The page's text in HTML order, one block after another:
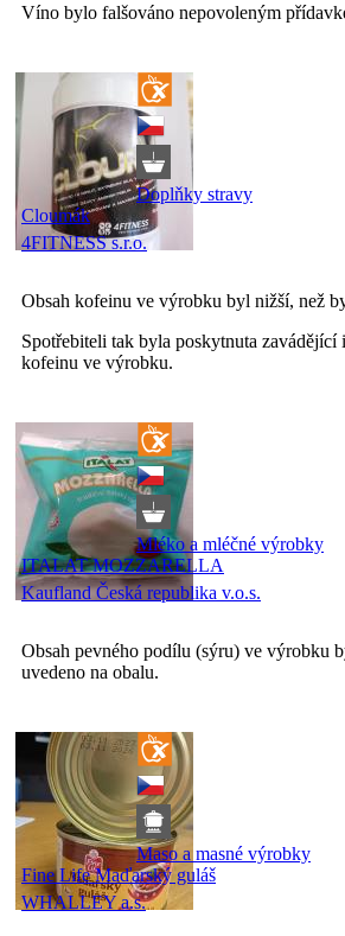
Víno bylo falšováno nepovoleným
Doplňky stravy
Cloumák
4FITNESS s.r.o.
Obsah kofeinu ve výrobku byl nižší, než
Spotřebiteli tak byla poskytnuta zavádějící
kofeinu ve výrobku.
Mléko a mléčné výrobky
ITALAT MOZZARELLA
Kaufland Česká republika v.o.s.
Obsah pevného podílu (sýru) ve výrobku
uvedeno na obalu.
Maso a masné výrobky
Fine Life Maďarský guláš
WHALLEY a.s.